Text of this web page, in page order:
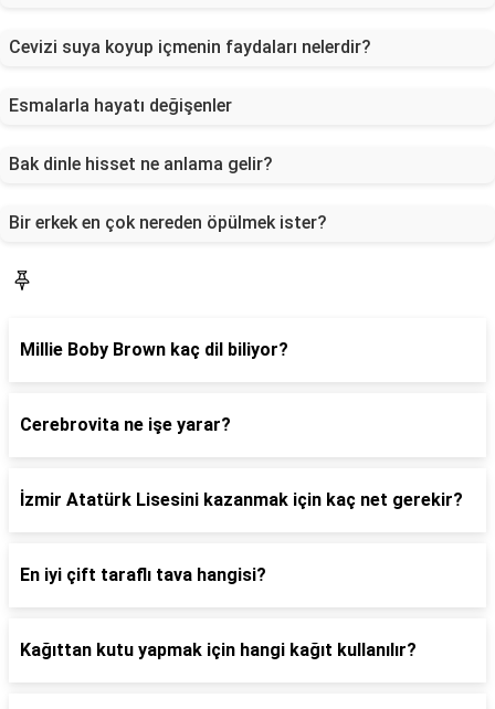
Cevizi suya koyup içmenin faydaları nelerdir?
Esmalarla hayatı değişenler
Bak dinle hisset ne anlama gelir?
Bir erkek en çok nereden öpülmek ister?
Millie Boby Brown kaç dil biliyor?
Cerebrovita ne işe yarar?
İzmir Atatürk Lisesini kazanmak için kaç net gerekir?
En iyi çift taraflı tava hangisi?
Kağıttan kutu yapmak için hangi kağıt kullanılır?